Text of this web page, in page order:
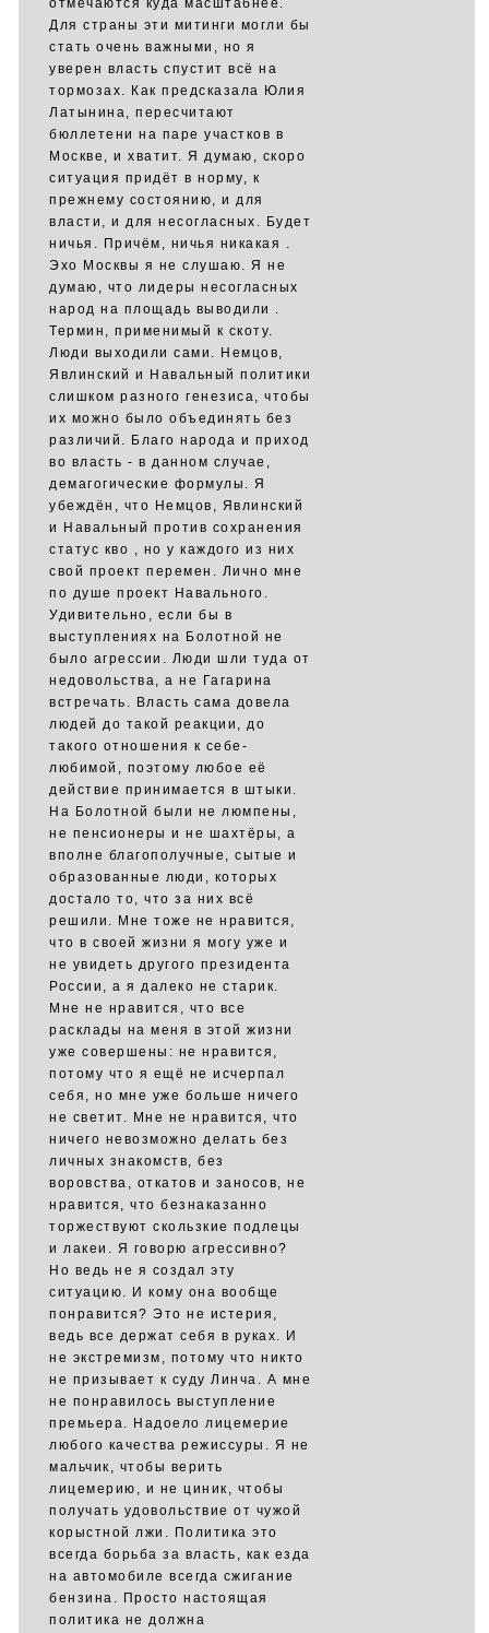
отмечаются куда масштабнее.
Для страны эти митинги могли бы
стать очень важными, но я
уверен власть спустит всё на
тормозах. Как предсказала Юлия
Латынина, пересчитают
бюллетени на паре участков в
Москве, и хватит. Я думаю, скоро
ситуация придёт в норму, к
прежнему состоянию, и для
власти, и для несогласных. Будет
ничья. Причём, ничья никакая .
Эхо Москвы я не слушаю. Я не
думаю, что лидеры несогласных
народ на площадь выводили .
Термин, применимый к скоту.
Люди выходили сами. Немцов,
Явлинский и Навальный политики
слишком разного генезиса, чтобы
их можно было объединять без
различий. Благо народа и приход
во власть - в данном случае,
демагогические формулы. Я
убеждён, что Немцов, Явлинский
и Навальный против сохранения
статус кво , но у каждого из них
свой проект перемен. Лично мне
по душе проект Навального.
Удивительно, если бы в
выступлениях на Болотной не
было агрессии. Люди шли туда от
недовольства, а не Гагарина
встречать. Власть сама довела
людей до такой реакции, до
такого отношения к себе-
любимой, поэтому любое её
действие принимается в штыки.
На Болотной были не люмпены,
не пенсионеры и не шахтёры, а
вполне благополучные, сытые и
образованные люди, которых
достало то, что за них всё
решили. Мне тоже не нравится,
что в своей жизни я могу уже и
не увидеть другого президента
России, а я далеко не старик.
Мне не нравится, что все
расклады на меня в этой жизни
уже совершены: не нравится,
потому что я ещё не исчерпал
себя, но мне уже больше ничего
не светит. Мне не нравится, что
ничего невозможно делать без
личных знакомств, без
воровства, откатов и заносов, не
нравится, что безнаказанно
торжествуют скользкие подлецы
и лакеи. Я говорю агрессивно?
Но ведь не я создал эту
ситуацию. И кому она вообще
понравится? Это не истерия,
ведь все держат себя в руках. И
не экстремизм, потому что никто
не призывает к суду Линча. А мне
не понравилось выступление
премьера. Надоело лицемерие
любого качества режиссуры. Я не
мальчик, чтобы верить
лицемерию, и не циник, чтобы
получать удовольствие от чужой
корыстной лжи. Политика это
всегда борьба за власть, как езда
на автомобиле всегда сжигание
бензина. Просто настоящая
политика не должна